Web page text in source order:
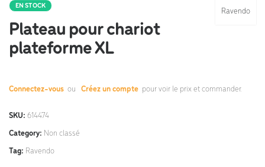
Ravendo
EN STOCK
Plateau pour chariot
plateforme XL
Connectez-vous ou Créez un compte pour voir le prix et commander.
SKU: 614474
Category: Non classé
Tag: Ravendo